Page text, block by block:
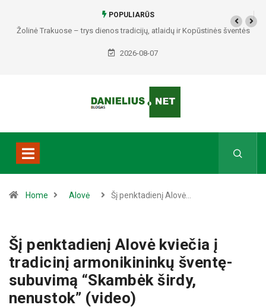
POPULIARŪS
Žolinė Trakuose – trys dienos tradicijų, atlaidų ir Kopūstinės šventės
2026-08-07
Home Alovė Šį penktadienį Alovė…
Šį penktadienį Alovė kviečia į
tradicinį armonikininkų šventę-
subuvimą “Skambėk širdy,
nenustok” (video)